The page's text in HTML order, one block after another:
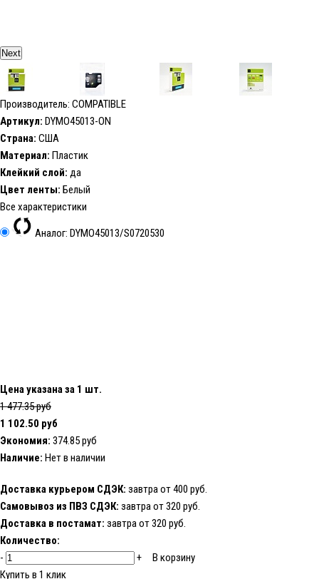
Next
Производитель: COMPATIBLE
Артикул: DYMO45013-ON
Страна: США
Материал: Пластик
Клейкий слой: да
Цвет ленты: Белый
Все характеристики
Аналог: DYMO45013/S0720530
Цена указана за 1 шт.
1 477.35 руб
1 102.50 руб
Экономия: 374.85 руб
Наличие: Нет в наличии
Доставка курьером СДЭК: завтра от 400 руб.
Самовывоз из ПВЗ СДЭК: завтра от 320 руб.
Доставка в постамат: завтра от 320 руб.
Количество:
-
+
В корзину
Купить в 1 клик